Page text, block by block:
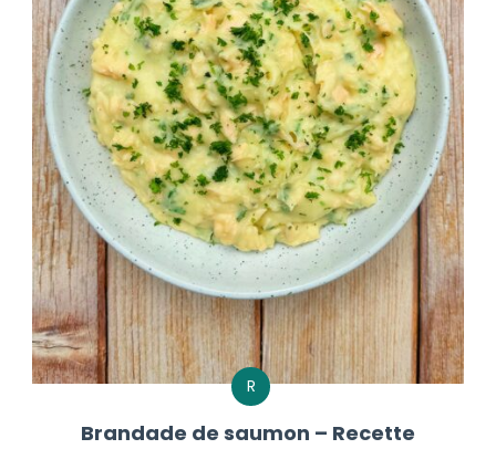
R
Brandade de saumon – Recette